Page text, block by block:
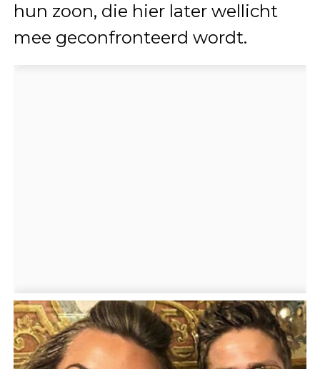
hun zoon, die hier later wellicht
mee geconfronteerd wordt.